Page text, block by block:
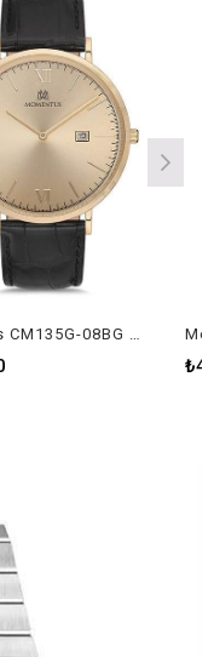
Momentus CM135G-08BG Erkek Kol Saati
₺4.672,80